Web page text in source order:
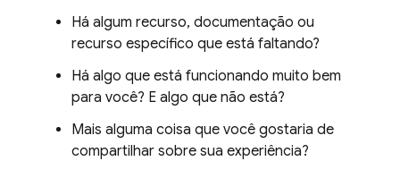
Há algum recurso, documentação ou
recurso específico que está faltando?
Há algo que está funcionando muito bem
para você? E algo que não está?
Mais alguma coisa que você gostaria de
compartilhar sobre sua experiência?